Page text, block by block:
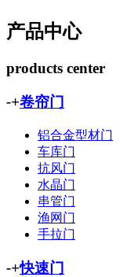
产品中心
products center
-+卷帘门
铝合金型材门
车库门
抗风门
水晶门
串管门
渔网门
手拉门
-+快速门